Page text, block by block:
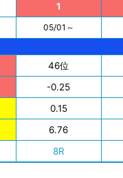
1
05/01～
46位
-0.25
0.15
6.76
8R